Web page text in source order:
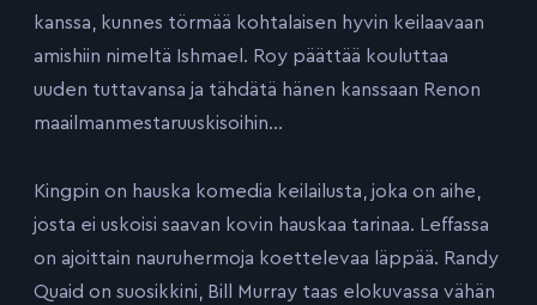
kanssa, kunnes törmää kohtalaisen hyvin keilaavaan
amishiin nimeltä Ishmael. Roy päättää kouluttaa
uuden tuttavansa ja tähdätä hänen kanssaan Renon
maailmanmestaruuskisoihin…
Kingpin on hauska komedia keilailusta, joka on aihe,
josta ei uskoisi saavan kovin hauskaa tarinaa. Leffassa
on ajoittain nauruhermoja koettelevaa läppää. Randy
Quaid on suosikkini, Bill Murray taas elokuvassa vähän